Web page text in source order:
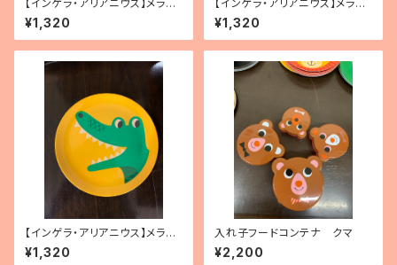
【インゲラ・アリアニウス】メラミ
ンボウル（テントウムシ）
¥1,320
【インゲラ・アリアニウス】メラミ
ンボウル（ワニ）
¥1,320
【インゲラ・アリアニウス】メラミ
ンプレート（ワニ）
¥1,320
入れ子フードコンテナ クマ
¥2,200